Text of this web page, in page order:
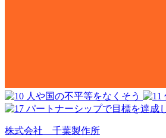
株式会社 千葉製作所